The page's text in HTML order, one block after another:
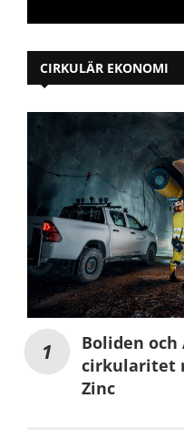
CIRKULÄR EKONOMI
Boliden och
cirkularitet
Zinc